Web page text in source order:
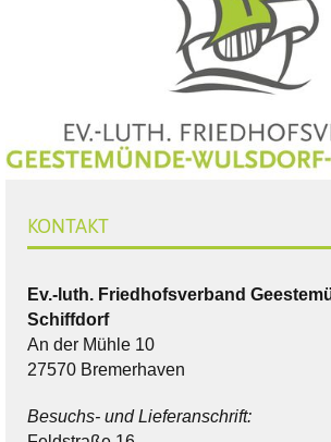
KONTAKT
Ev.-luth. Friedhofsverband
Schiffdorf
An der Mühle 10
27570 Bremerhaven
Besuchs- und Lieferanschrift: